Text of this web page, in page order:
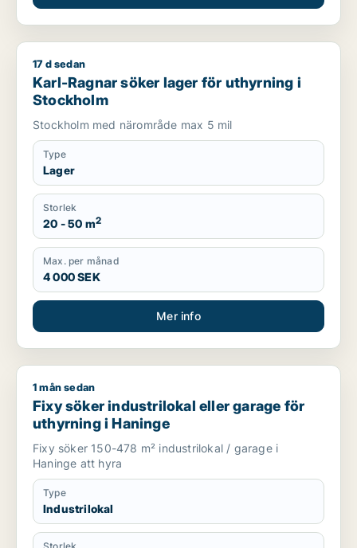
Karl-Ragnar söker lager för uthyrning i Stockholm
17 d sedan
Karl-Ragnar söker lager för uthyrning i
Stockholm
Stockholm med närområde max 5 mil
Type
Lager
Storlek
20 - 50 m2
Max. per månad
4 000 SEK
Mer info
Fixy söker industrilokal eller garage för uthyrning i Haninge
1 mån sedan
Fixy söker industrilokal eller garage för
uthyrning i Haninge
Fixy söker 150-478 m² industrilokal / garage i
Haninge att hyra
Type
Industrilokal